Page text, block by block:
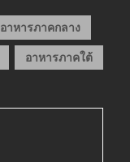
อาหารภาคกลาง
อาหารภาคใต้